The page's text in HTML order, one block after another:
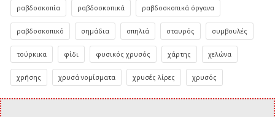
ραβδοσκοπία ραβδοσκοπικά ραβδοσκοπικά όργανα
ραβδοσκοπικό σημάδια σπηλιά σταυρός συμβουλές
τούρκικα φίδι φυσικός χρυσός χάρτης χελώνα
χρήσης χρυσά νομίσματα χρυσές λίρες χρυσός